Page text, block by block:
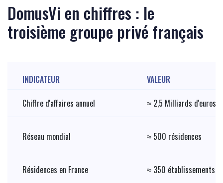
DomusVi en chiffres : le
troisième groupe privé français
INDICATEUR
VALEUR
Chiffre d'affaires annuel
≈ 2,5 Milliards d'euros
Réseau mondial ≈ 500 résidences
Résidences en France ≈ 350 établissements